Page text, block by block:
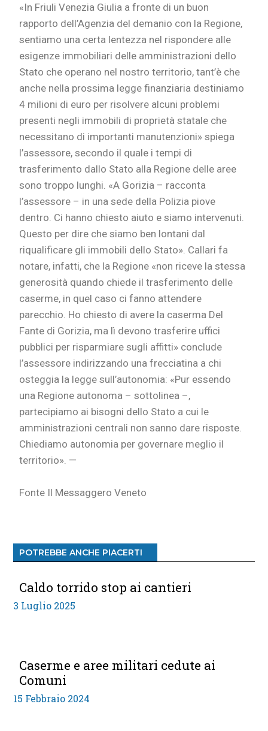
«In Friuli Venezia Giulia a fronte di un buon
rapporto dell’Agenzia del demanio con la Regione,
sentiamo una certa lentezza nel rispondere alle
esigenze immobiliari delle amministrazioni dello
Stato che operano nel nostro territorio, tant’è che
anche nella prossima legge finanziaria destiniamo
4 milioni di euro per risolvere alcuni problemi
presenti negli immobili di proprietà statale che
necessitano di importanti manutenzioni» spiega
l’assessore, secondo il quale i tempi di
trasferimento dallo Stato alla Regione delle aree
sono troppo lunghi. «A Gorizia – racconta
l’assessore – in una sede della Polizia piove
dentro. Ci hanno chiesto aiuto e siamo intervenuti.
Questo per dire che siamo ben lontani dal
riqualificare gli immobili dello Stato». Callari fa
notare, infatti, che la Regione «non riceve la stessa
generosità quando chiede il trasferimento delle
caserme, in quel caso ci fanno attendere
parecchio. Ho chiesto di avere la caserma Del
Fante di Gorizia, ma lì devono trasferire uffici
pubblici per risparmiare sugli affitti» conclude
l’assessore indirizzando una frecciatina a chi
osteggia la legge sull’autonomia: «Pur essendo
una Regione autonoma – sottolinea –,
partecipiamo ai bisogni dello Stato a cui le
amministrazioni centrali non sanno dare risposte.
Chiediamo autonomia per governare meglio il
territorio». —
Fonte Il Messaggero Veneto
POTREBBE ANCHE PIACERTI
Caldo torrido stop ai cantieri
3 Luglio 2025
Caserme e aree militari cedute ai
Comuni
15 Febbraio 2024